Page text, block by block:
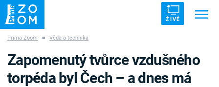
ŽIVĚ
ZÁHADY VETŘELCI DÁVNOVĚKU
Prima Zoom ■ Věda a technika
Zapomenutý tvůrce vzdušného
torpéda byl Čech – a dnes má